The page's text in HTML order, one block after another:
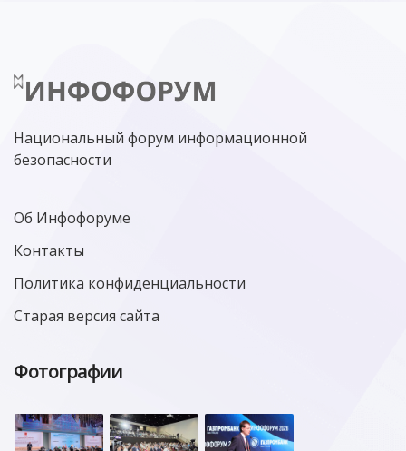
Национальный форум информационной
безопасности
Об Инфофоруме
Контакты
Политика конфиденциальности
Старая версия сайта
Фотографии